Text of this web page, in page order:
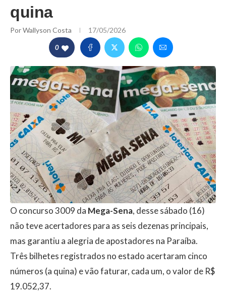
quina
PorWallyson Costa 17/05/2026
0
O concurso 3009 da Mega-Sena, desse sábado (16)
não teve acertadores para as seis dezenas principais,
mas garantiu a alegria de apostadores na Paraíba.
Três bilhetes registrados no estado acertaram cinco
números (a quina) e vão faturar, cada um, o valor de R$
19.052,37.